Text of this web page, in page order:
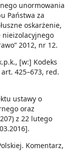
unormowania
Państwa za
oskarżenie,
2012, nr 12.
[w:] Kodeks
425–673, red.
ustawy o
oraz
z 22 lutego
Komentarz,